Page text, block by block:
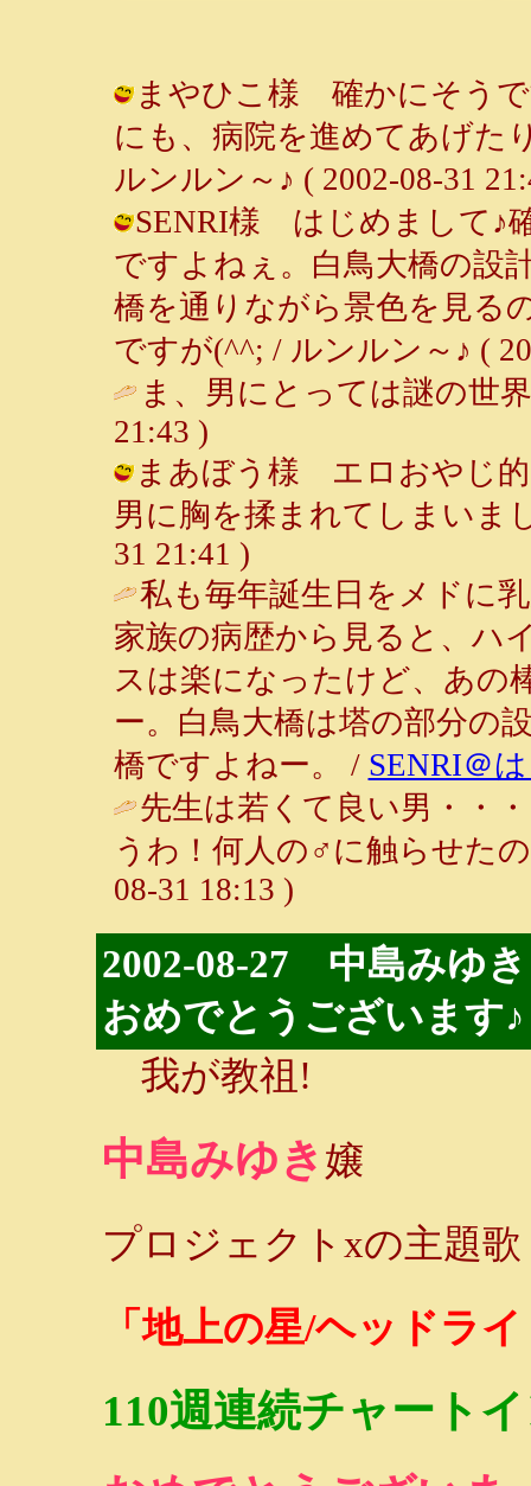
まやひこ様 確かにそうで
にも、病院を進めてあげた
ルンルン～♪ ( 2002-08-31
SENRI様 はじめまして♪
ですよねぇ。白鳥大橋の設
橋を通りながら景色を見る
ですが(^^; / ルンルン～♪ (
ま、男にとっては謎の世
21:43 )
まあぼう様 エロおやじ的
男に胸を揉まれてしまいま
31 21:41 )
私も毎年誕生日をメドに
家族の病歴から見ると、ハ
スは楽になったけど、あの
ー。白鳥大橋は塔の部分の
橋ですよねー。 / SENRI＠
先生は若くて良い男・・
うわ！何人の♂に触らせた
08-31 18:13 )
2002-08-27 中島みゆ
おめでとうございます♪
我が教祖!
中島みゆき 嬢
プロジェクトxの主題歌
「地上の星/ヘッドラ
110週連続チャート